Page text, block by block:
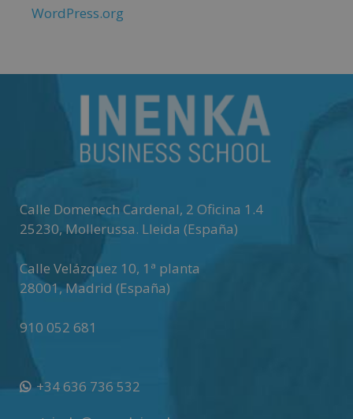
WordPress.org
Calle Domenech Cardenal, 2 Oficina 1.4
25230, Mollerussa. Lleida (España)
Calle Velázquez 10, 1ª planta
28001,Madrid (España)
910 052 681
+34 636 736 532